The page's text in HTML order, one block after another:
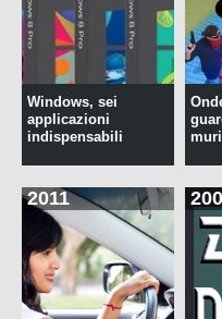
Windows, sei
applicazioni
indispensabili
muri
2011